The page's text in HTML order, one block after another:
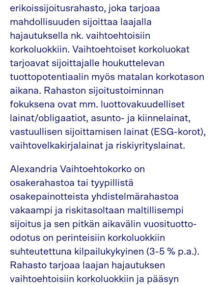
erikoissijoitusrahasto, joka tarjoaa
mahdollisuuden sijoittaa laajalla
hajautuksella nk. vaihtoehtoisiin
korkoluokkiin. Vaihtoehtoiset korkoluokat
tarjoavat sijoittajalle houkuttelevan
tuottopotentiaalin myös matalan korkotason
aikana. Rahaston sijoitustoiminnan
fokuksena ovat mm. luottovakuudelliset
lainat/obligaatiot, asunto- ja kiinnelainat,
vastuullisen sijoittamisen lainat (ESG-korot),
vaihtovelkakirjalainat ja riskiyrityslainat.
Alexandria Vaihtoehtokorko on
osakerahastoa tai tyypillistä
osakepainotteista yhdistelmärahastoa
vakaampi ja riskitasoltaan maltillisempi
sijoitus ja sen pitkän aikavälin vuosituotto-
odotus on perinteisiin korkoluokkiin
suhteutettuna kilpailukykyinen (3-5 % p.a.).
Rahasto tarjoaa laajan hajautuksen
vaihtoehtoisiin korkoluokkiin ja pääsyn